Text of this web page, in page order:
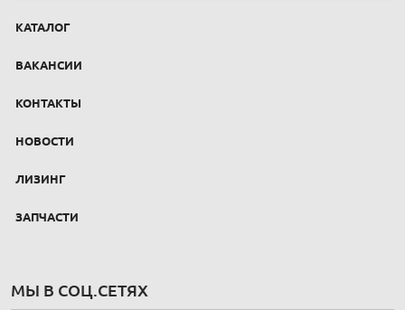
КАТАЛОГ
ВАКАНСИИ
КОНТАКТЫ
НОВОСТИ
ЛИЗИНГ
ЗАПЧАСТИ
МЫ В СОЦ.СЕТЯХ